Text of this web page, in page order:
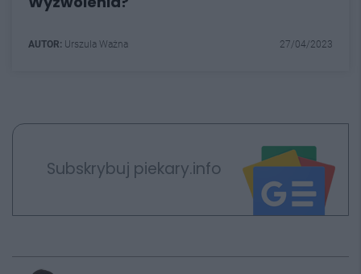
AUTOR: Urszula Ważna 27/04/2023
Subskrybuj piekary.info